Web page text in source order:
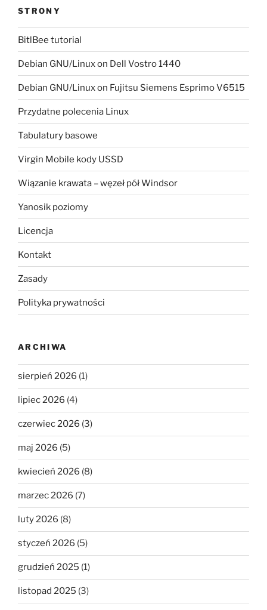
STRONY
BitlBee tutorial
Debian GNU/Linux on Dell Vostro 1440
Debian GNU/Linux on Fujitsu Siemens Esprimo V6515
Przydatne polecenia Linux
Tabulatury basowe
Virgin Mobile kody USSD
Wiązanie krawata – węzeł pół Windsor
Yanosik poziomy
Licencja
Kontakt
Zasady
Polityka prywatności
ARCHIWA
sierpień 2026 (1)
lipiec 2026 (4)
czerwiec 2026 (3)
maj 2026 (5)
kwiecień 2026 (8)
marzec 2026 (7)
luty 2026 (8)
styczeń 2026 (5)
grudzień 2025 (1)
listopad 2025 (3)